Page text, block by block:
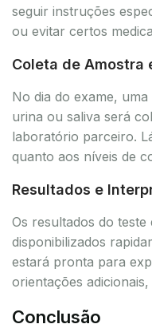
seguir instruções
ou evitar certos
Coleta de Amostra
No dia do exame,
urina ou saliva será
laboratório parceiro.
quanto aos níveis de
Resultados e
Os resultados do
disponibilizados
estará pronta para
orientações
Conclusão